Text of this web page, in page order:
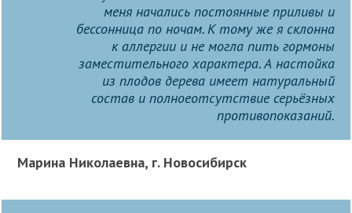
меня начались постоянные приливы и
бессонница по ночам. К тому же я склонна
к аллергии и не могла пить гормоны
заместительного характера. А настойка
из плодов дерева имеет натуральный
состав и полноеотсутствие серьёзных
противопоказаний.
Марина Николаевна, г. Новосибирск